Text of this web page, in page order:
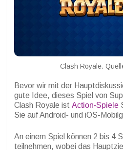
Clash Royale.
Bevor wir mit der
gute Idee, dieses Spiel von
Clash Royale ist Action-Spiele
Sie auf Android- und iOS-
An einem Spiel können 2 bis 4
teilnehmen, wobei das